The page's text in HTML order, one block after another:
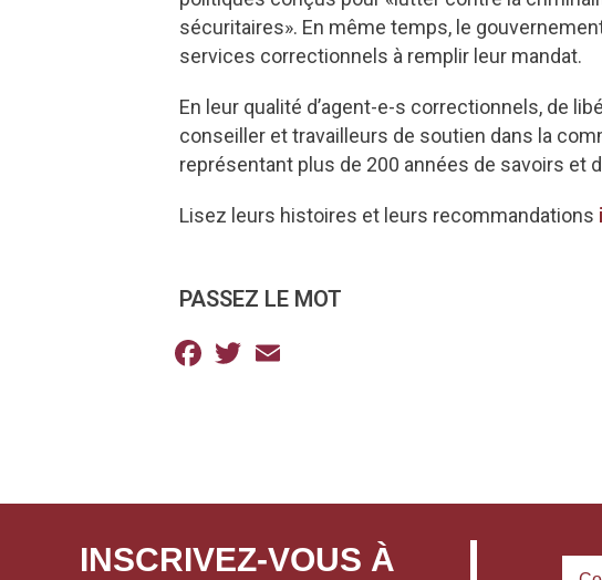
sécuritaires». En même temps, le
services correctionnels à remplir leur mandat.
En leur qualité d’agent-e-s correctionnels, de
conseiller et travailleurs de soutien dans la
représentant plus de 200 années de savoirs et
Lisez leurs histoires et leurs recommandations
PASSEZ LE MOT
Facebook
Twitter
INSCRIVEZ-VOUS À